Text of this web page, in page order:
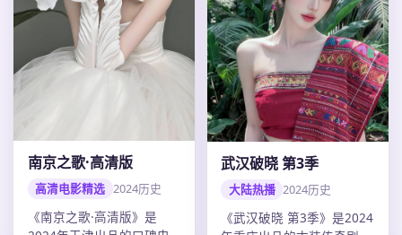
南京之歌·高清版
高清电影精选 2024历史
《南京之歌·高清版》是
武汉破晓 第3季
大陆热播 2024历史
《武汉破晓 第3季》是2024